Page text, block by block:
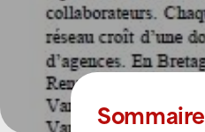
Sommaire